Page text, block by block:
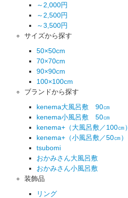
～2,000円
～2,500円
～3,500円
サイズから探す
50×50cm
70×70cm
90×90cm
100×100cm
ブランドから探す
kenema大風呂敷 90㎝
kenema小風呂敷 50㎝
kenema+（大風呂敷／100㎝）
kenema+（小風呂敷／50㎝）
tsubomi
おかみさん大風呂敷
おかみさん小風呂敷
装飾品
リング